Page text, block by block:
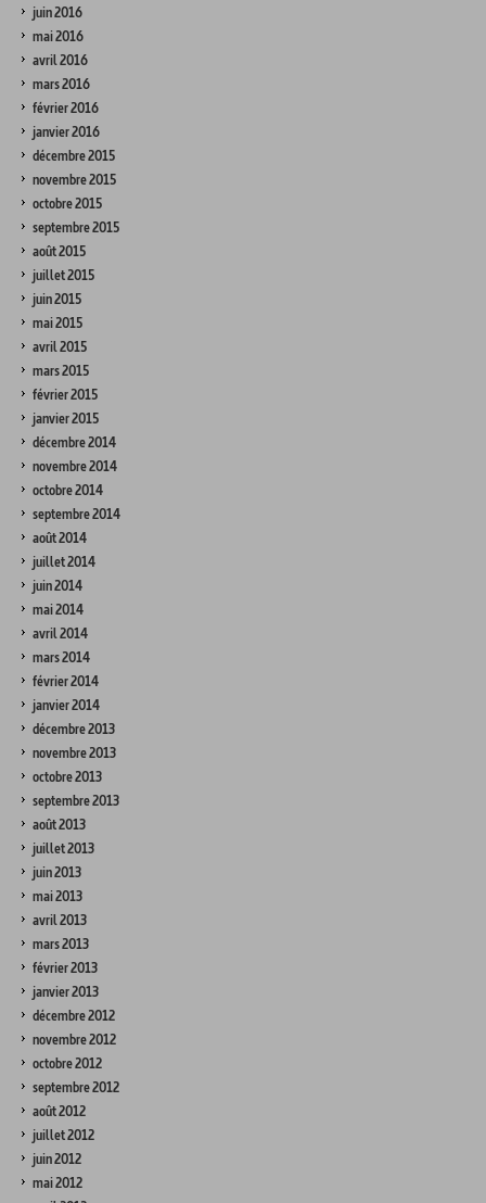
juin 2016
mai 2016
avril 2016
mars 2016
février 2016
janvier 2016
décembre 2015
novembre 2015
octobre 2015
septembre 2015
août 2015
juillet 2015
juin 2015
mai 2015
avril 2015
mars 2015
février 2015
janvier 2015
décembre 2014
novembre 2014
octobre 2014
septembre 2014
août 2014
juillet 2014
juin 2014
mai 2014
avril 2014
mars 2014
février 2014
janvier 2014
décembre 2013
novembre 2013
octobre 2013
septembre 2013
août 2013
juillet 2013
juin 2013
mai 2013
avril 2013
mars 2013
février 2013
janvier 2013
décembre 2012
novembre 2012
octobre 2012
septembre 2012
août 2012
juillet 2012
juin 2012
mai 2012